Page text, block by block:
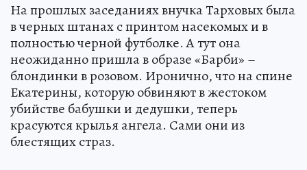
На прошлых заседаниях внучка Тарховых была
в черных штанах с принтом насекомых и в
полностью черной футболке. А тут она
неожиданно пришла в образе «Барби» –
блондинки в розовом. Иронично, что на спине
Екатерины, которую обвиняют в жестоком
убийстве бабушки и дедушки, теперь
красуются крылья ангела. Сами они из
блестящих страз.